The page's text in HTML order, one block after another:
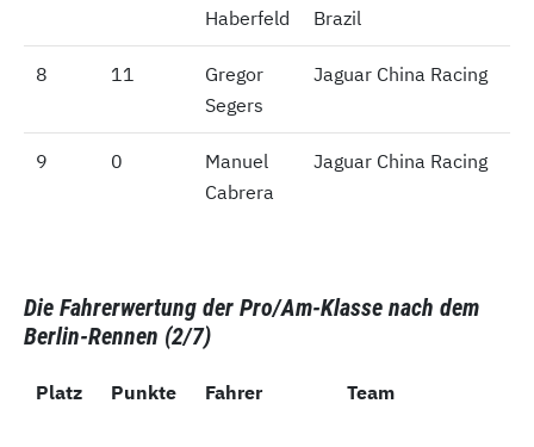
Haberfeld
Brazil
8 11
Gregor
Segers
Jaguar China Racing
9 0
Manuel
Cabrera
Jaguar China Racing
8
9
Die Fahrerwertung der Pro/Am-Klasse nach dem
Berlin-Rennen (2/7)
Platz Punkte Fahrer Team
Platz